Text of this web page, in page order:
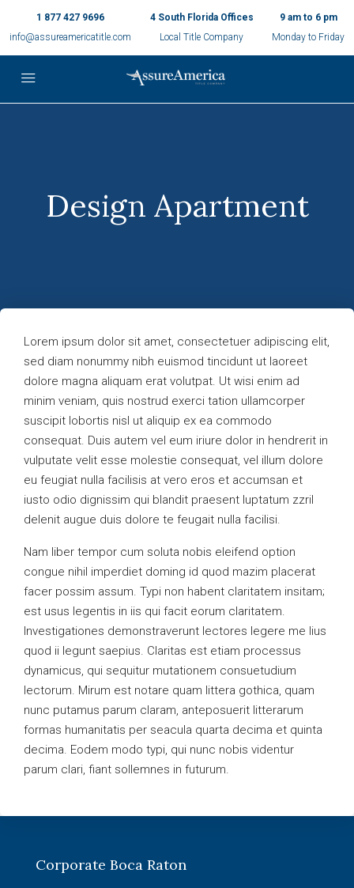
1 877 427 9696
info@assureamericatitle.com
4 South Florida Offices
Local Title Company
9 am to 6 pm
Monday to Friday
Design Apartment
Lorem ipsum dolor sit amet, consectetuer adipiscing elit,
sed diam nonummy nibh euismod tincidunt ut laoreet
dolore magna aliquam erat volutpat. Ut wisi enim ad
minim veniam, quis nostrud exerci tation ullamcorper
suscipit lobortis nisl ut aliquip ex ea commodo
consequat. Duis autem vel eum iriure dolor in hendrerit in
vulputate velit esse molestie consequat, vel illum dolore
eu feugiat nulla facilisis at vero eros et accumsan et
iusto odio dignissim qui blandit praesent luptatum zzril
delenit augue duis dolore te feugait nulla facilisi.
Nam liber tempor cum soluta nobis eleifend option
congue nihil imperdiet doming id quod mazim placerat
facer possim assum. Typi non habent claritatem insitam;
est usus legentis in iis qui facit eorum claritatem.
Investigationes demonstraverunt lectores legere me lius
quod ii legunt saepius. Claritas est etiam processus
dynamicus, qui sequitur mutationem consuetudium
lectorum. Mirum est notare quam littera gothica, quam
nunc putamus parum claram, anteposuerit litterarum
formas humanitatis per seacula quarta decima et quinta
decima. Eodem modo typi, qui nunc nobis videntur
parum clari, fiant sollemnes in futurum.
Corporate Boca Raton